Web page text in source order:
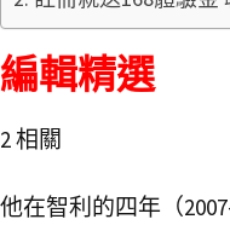
編輯精選
2 相關
他在智利的四年（